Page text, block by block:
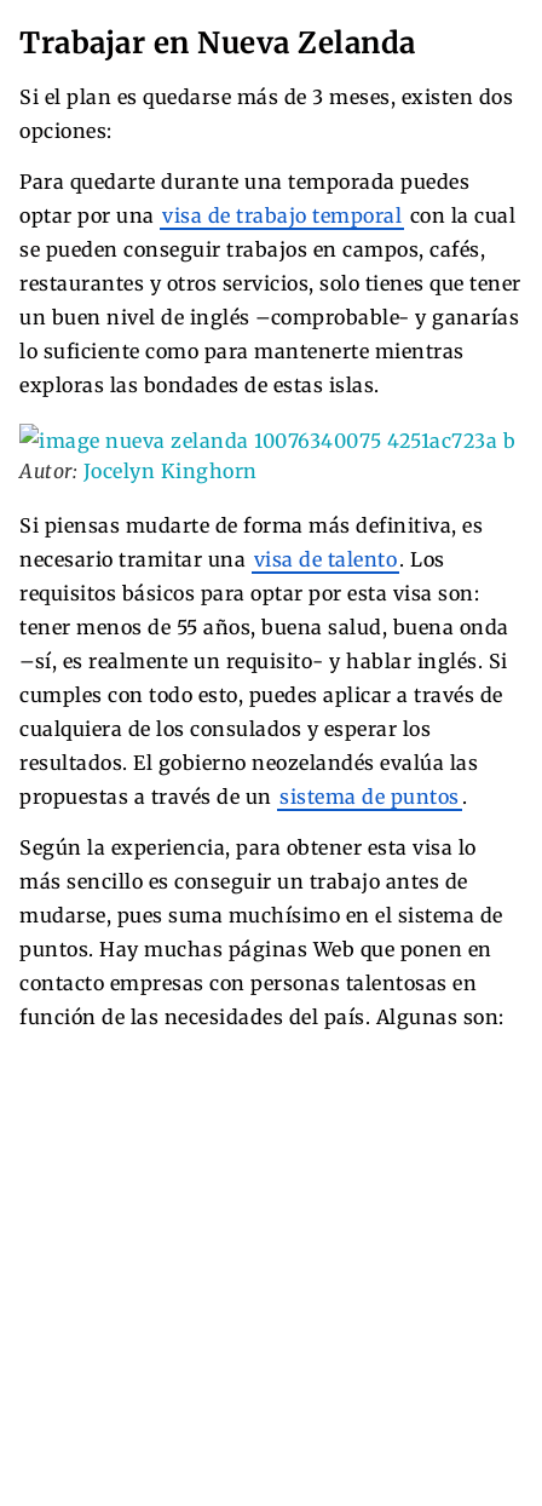
Trabajar en Nueva Zelanda
Si el plan es quedarse más de 3 meses, existen dos
opciones:
Para quedarte durante una temporada puedes
optar por una visa de trabajo temporal con la cual
se pueden conseguir trabajos en campos, cafés,
restaurantes y otros servicios, solo tienes que tener
un buen nivel de inglés –comprobable- y ganarías
lo suficiente como para mantenerte mientras
exploras las bondades de estas islas.
Autor: Jocelyn Kinghorn
Si piensas mudarte de forma más definitiva, es
necesario tramitar una visa de talento. Los
requisitos básicos para optar por esta visa son:
tener menos de 55 años, buena salud, buena onda
–sí, es realmente un requisito- y hablar inglés. Si
cumples con todo esto, puedes aplicar a través de
cualquiera de los consulados y esperar los
resultados. El gobierno neozelandés evalúa las
propuestas a través de un sistema de puntos .
Según la experiencia, para obtener esta visa lo
más sencillo es conseguir un trabajo antes de
mudarse, pues suma muchísimo en el sistema de
puntos. Hay muchas páginas Web que ponen en
contacto empresas con personas talentosas en
función de las necesidades del país. Algunas son: